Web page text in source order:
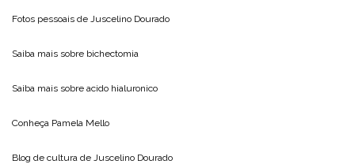
Fotos pessoais de Juscelino Dourado
Saiba mais sobre bichectomia
Saiba mais sobre acido hialuronico
Conheça Pamela Mello
Blog de cultura de Juscelino Dourado